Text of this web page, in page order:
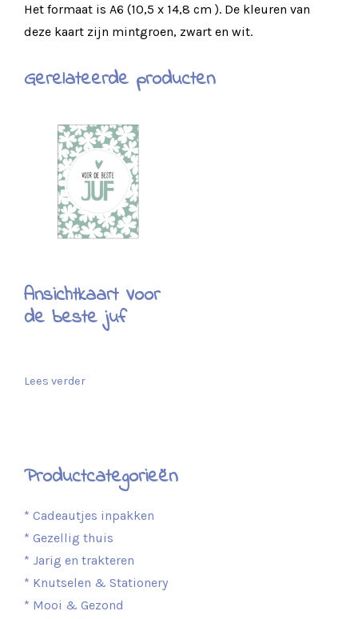
Het formaat is A6 (10,5 x 14,8 cm ). De kleuren van
deze kaart zijn mintgroen, zwart en wit.
Gerelateerde producten
Ansichtkaart Voor
de beste juf
Lees verder
Productcategorieën
* Cadeautjes inpakken
* Gezellig thuis
* Jarig en trakteren
* Knutselen & Stationery
* Mooi & Gezond